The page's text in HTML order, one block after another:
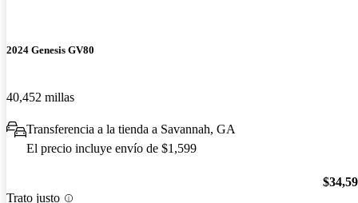
2024 Genesis GV80
40,452 millas
Transferencia a la tienda a Savannah, GA
El precio incluye envío de $1,599
Trato justo